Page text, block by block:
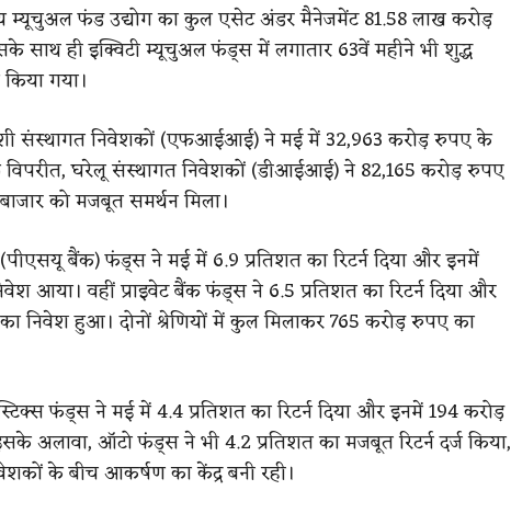
फंड उद्योग का कुल एसेट अंडर मैनेजमेंट 81.58 लाख करोड़
साथ ही इक्विटी म्यूचुअल फंड्स में लगातार 63वें महीने भी शुद्ध
गया।
संस्थागत निवेशकों (एफआईआई) ने मई में 32,963 करोड़ रुपए के
घरेलू संस्थागत निवेशकों (डीआईआई) ने 82,165 करोड़ रुपए
को मजबूत समर्थन मिला।
बैंक) फंड्स ने मई में 6.9 प्रतिशत का रिटर्न दिया और इनमें
आया। वहीं प्राइवेट बैंक फंड्स ने 6.5 प्रतिशत का रिटर्न दिया और
निवेश हुआ। दोनों श्रेणियों में कुल मिलाकर 765 करोड़ रुपए का
फंड्स ने मई में 4.4 प्रतिशत का रिटर्न दिया और इनमें 194 करोड़
अलावा, ऑटो फंड्स ने भी 4.2 प्रतिशत का मजबूत रिटर्न दर्ज किया,
के बीच आकर्षण का केंद्र बनी रही।